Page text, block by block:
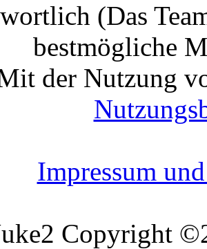
(Das
bestmögliche
der Nutzung
Impressum
Copyright